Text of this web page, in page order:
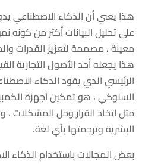
هذا يعني أن الذكاء الاصطناعي
على تحليل البيانات أكثر من كونه
معينة ، مصممة لتعزيز القدرات
هذا يجعله أحد الأصول التجارية
الرئيسي الذي يقود الذكاء
السلوكي ، هو تمكين أجهزة
مثل اتخاذ القرار وحل المشكلات
البشرية وترجمتها بأي لغة.
بعض المجالات باستخدام الذكاء